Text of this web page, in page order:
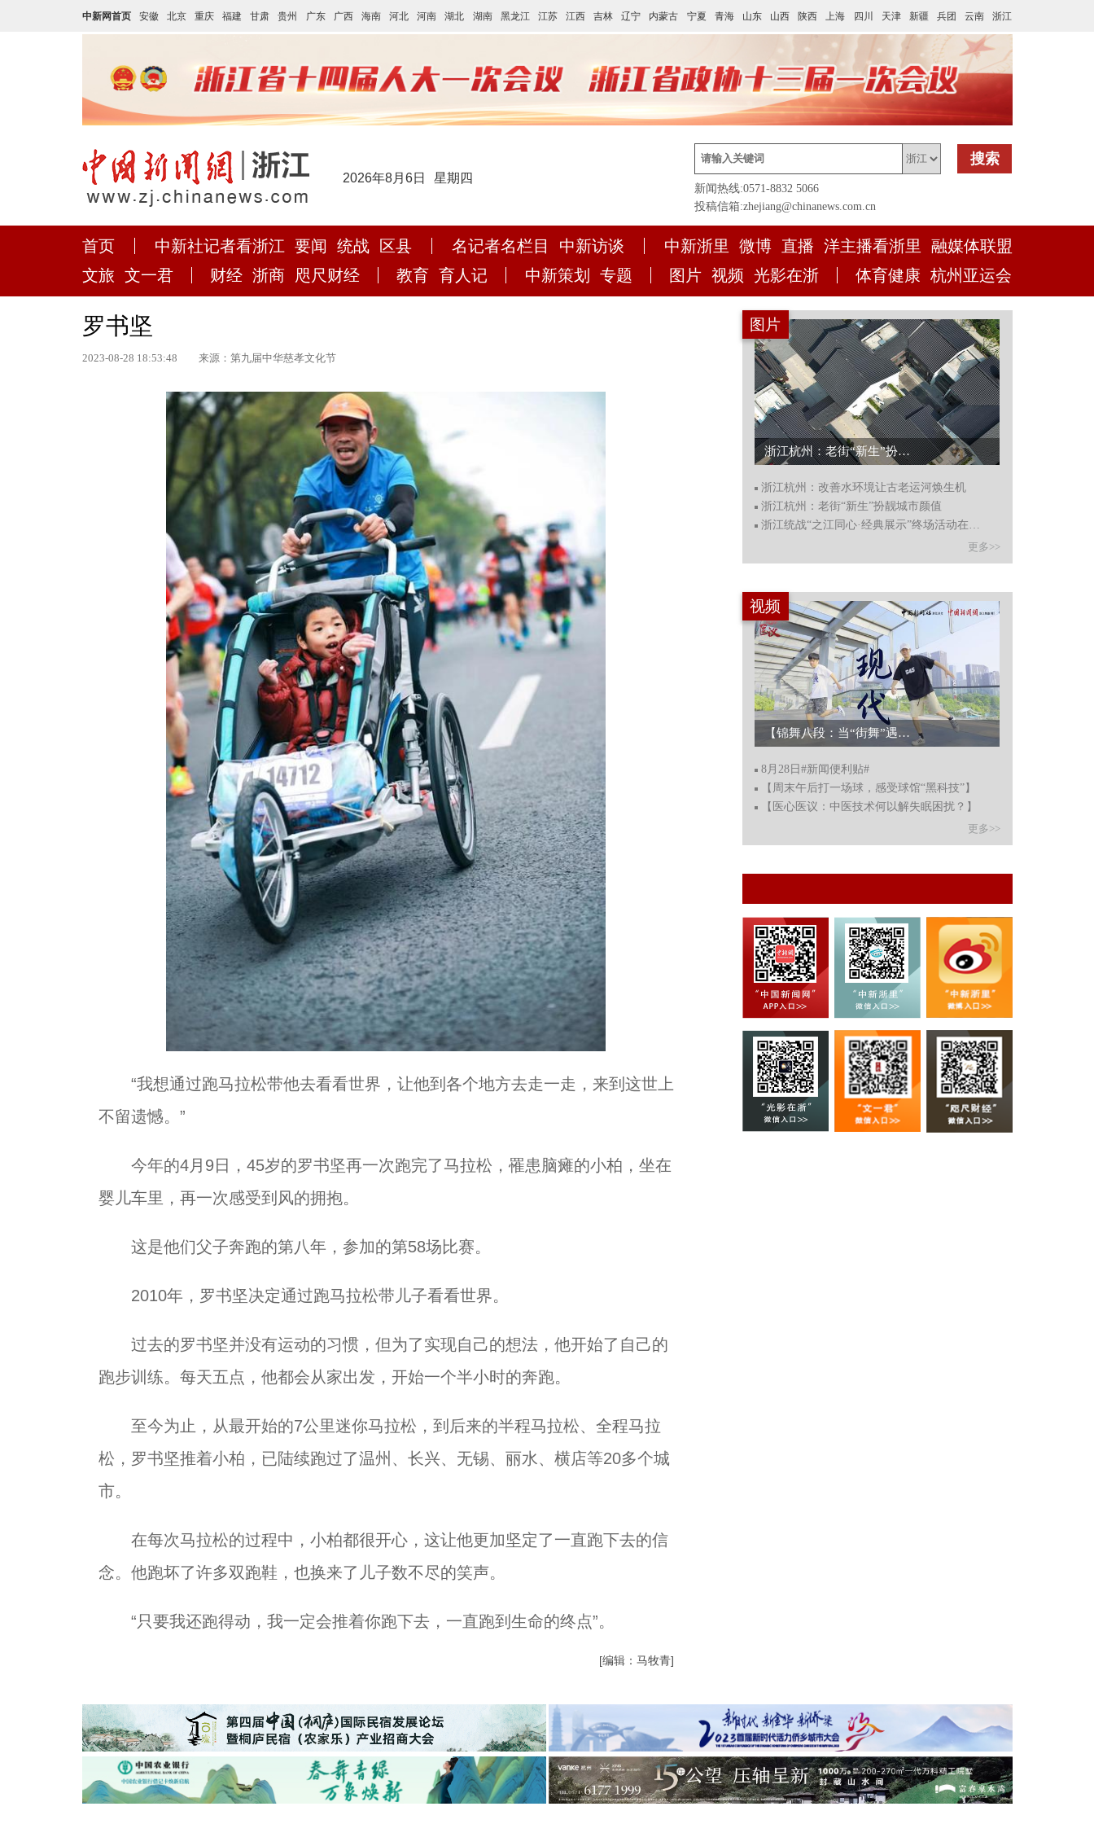
中新网首页 安徽 北京 重庆 福建 甘肃 贵州 广东 广西 海南 河北 河南 湖北 湖南 黑龙江 江苏 江西 吉林 辽宁 内蒙古 宁夏 青海 山东 山西 陕西 上海 四川 天津 新疆 兵团 云南 浙江
2026年8月6日 星期四
搜索
新闻热线:0571-8832 5066
投稿信箱:zhejiang@chinanews.com.cn
首页 中新社记者看浙江 要闻 统战 区县 名记者名栏目 中新访谈 中新浙里 微博 直播 洋主播看浙里
融媒体联盟
文旅 文一君 财经 浙商 咫尺财经 教育 育人记 中新策划 专题 图片 视频 光影在浙 体育健康 杭州亚运会
罗书坚
2023-08-28 18:53:48 来源：第九届中华慈孝文化节
“我想通过跑马拉松带他去看看世界，让他到各个地方去走一走，来到这世上
不留遗憾。”
今年的4月9日，45岁的罗书坚再一次跑完了马拉松，罹患脑瘫的小柏，坐在
婴儿车里，再一次感受到风的拥抱。
这是他们父子奔跑的第八年，参加的第58场比赛。
2010年，罗书坚决定通过跑马拉松带儿子看看世界。
过去的罗书坚并没有运动的习惯，但为了实现自己的想法，他开始了自己的
跑步训练。每天五点，他都会从家出发，开始一个半小时的奔跑。
至今为止，从最开始的7公里迷你马拉松，到后来的半程马拉松、全程马拉
松，罗书坚推着小柏，已陆续跑过了温州、长兴、无锡、丽水、横店等20多个城
市。
在每次马拉松的过程中，小柏都很开心，这让他更加坚定了一直跑下去的信
念。他跑坏了许多双跑鞋，也换来了儿子数不尽的笑声。
“只要我还跑得动，我一定会推着你跑下去，一直跑到生命的终点”。
[编辑：马牧青]
图片
浙江杭州：老街“新生”扮靓城市颜值...
浙江杭州：改善水环境让古老运河焕生机
浙江杭州：老街“新生”扮靓城市颜值
浙江统战“之江同心·经典展示”终场活动在杭州举行
更多>>
视频
8月28日#新闻便利贴#
【周末午后打一场球，感受球馆“黑科技”】
【医心医议：中医技术何以解失眠困扰？】
更多>>